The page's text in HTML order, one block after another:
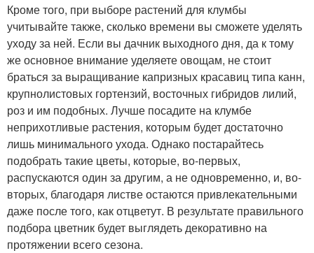
Кроме того, при выборе растений для клумбы
учитывайте также, сколько времени вы сможете уделять
уходу за ней. Если вы дачник выходного дня, да к тому
же основное внимание уделяете овощам, не стоит
браться за выращивание капризных красавиц типа канн,
крупнолистовых гортензий, восточных гибридов лилий,
роз и им подобных. Лучше посадите на клумбе
неприхотливые растения, которым будет достаточно
лишь минимального ухода. Однако постарайтесь
подобрать такие цветы, которые, во-первых,
распускаются один за другим, а не одновременно, и, во-
вторых, благодаря листве остаются привлекательными
даже после того, как отцветут. В результате правильного
подбора цветник будет выглядеть декоративно на
протяжении всего сезона.